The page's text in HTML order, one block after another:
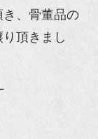
、骨董品の
頂きまし